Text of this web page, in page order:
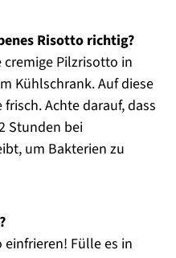
Risotto richtig?
cremige Pilzrisotto in
Kühlschrank. Auf diese
Achte darauf, dass
Stunden bei
um Bakterien zu
Fülle es in